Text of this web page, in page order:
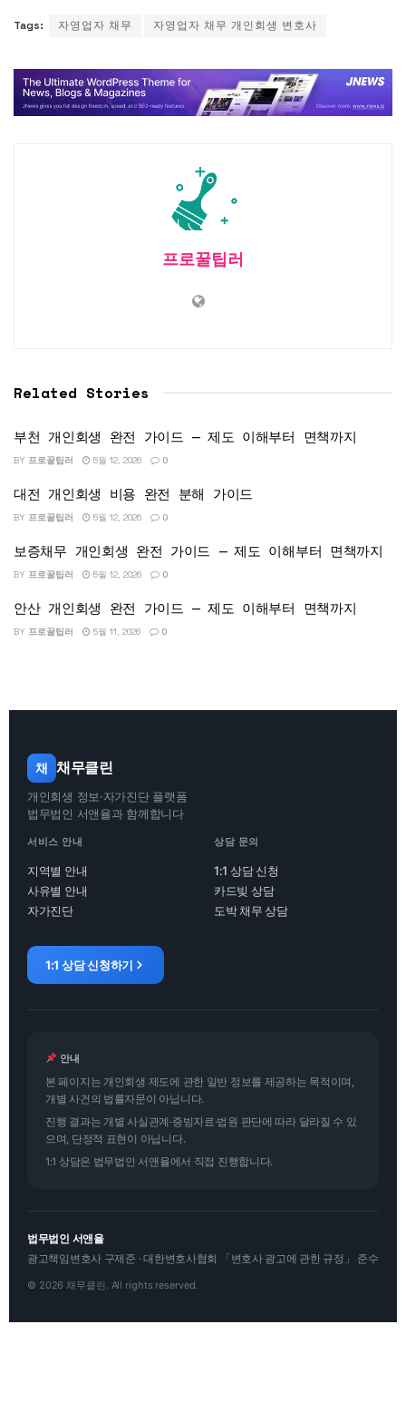
Tags: 자영업자 채무 자영업자 채무 개인회생 변호사
프로꿀팁러
Related Stories
부천 개인회생 완전 가이드 — 제도 이해부터 면책까지
BY 프로꿀팁러 5월 12, 2026 0
대전 개인회생 비용 완전 분해 가이드
BY 프로꿀팁러 5월 12, 2026 0
보증채무 개인회생 완전 가이드 — 제도 이해부터 면책까지
BY 프로꿀팁러 5월 12, 2026 0
안산 개인회생 완전 가이드 — 제도 이해부터 면책까지
BY 프로꿀팁러 5월 11, 2026 0
채 채무클린
개인회생 정보·자가진단 플랫폼
법무법인 서앤율과 함께합니다
서비스 안내
지역별 안내
사유별 안내
자가진단
상담 문의
1:1 상담 신청
카드빚 상담
도박 채무 상담
1:1 상담 신청하기
안내
본 페이지는 개인회생 제도에 관한 일반 정보를 제공하는 목적이며,
개별 사건의 법률자문이 아닙니다.
진행 결과는 개별 사실관계·증빙자료·법원 판단에 따라 달라질 수 있
으며, 단정적 표현이 아닙니다.
1:1 상담은 법무법인 서앤율에서 직접 진행합니다.
법무법인 서앤율
광고책임변호사 구제준 · 대한변호사협회 「변호사 광고에 관한 규정」 준수
© 2026 채무클린. All rights reserved.